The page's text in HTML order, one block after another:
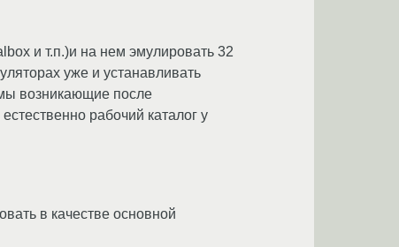
и т.п.)и на нем эмулировать 32
уже и устанавливать
возникающие после
рабочий каталог у
в качестве основной